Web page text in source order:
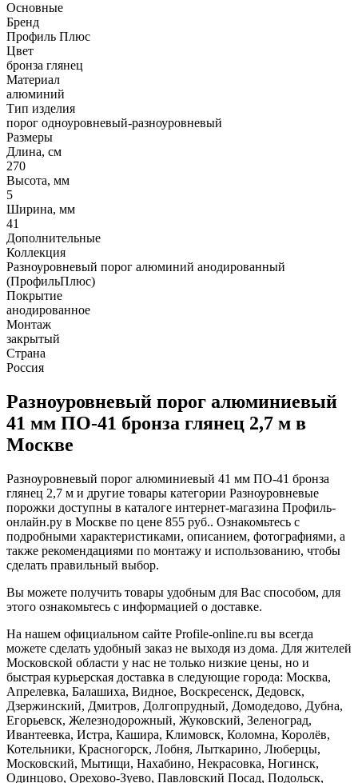
Основные
Бренд
Профиль Плюс
Цвет
бронза глянец
Материал
алюминий
Тип изделия
порог одноуровневый-разноуровневый
Размеры
Длина, см
270
Высота, мм
5
Ширина, мм
41
Дополнительные
Коллекция
Разноуровневый порог алюминий анодированный
(ПрофильПлюс)
Покрытие
анодированное
Монтаж
закрытый
Страна
Россия
Разноуровневый порог алюминиевый
41 мм ПО-41 бронза глянец 2,7 м в
Москве
Разноуровневый порог алюминиевый 41 мм ПО-41 бронза
глянец 2,7 м и другие товары категории Разноуровневые
порожки доступны в каталоге интернет-магазина Профиль-
онлайн.ру в Москве по цене 855 руб.. Ознакомьтесь с
подробными характеристиками, описанием, фотографиями, а
также рекомендациями по монтажу и использованию, чтобы
сделать правильный выбор.
Вы можете получить товары удобным для Вас способом, для
этого ознакомьтесь с информацией о доставке.
На нашем официальном сайте Profile-online.ru вы всегда
можете сделать удобный заказ не выходя из дома. Для жителей
Московской области у нас не только низкие цены, но и
быстрая курьерская доставка в следующие города: Москва,
Апрелевка, Балашиха, Видное, Воскресенск, Дедовск,
Дзержинский, Дмитров, Долгопрудный, Домодедово, Дубна,
Егорьевск, Железнодорожный, Жуковский, Зеленоград,
Ивантеевка, Истра, Кашира, Климовск, Коломна, Королёв,
Котельники, Красногорск, Лобня, Лыткарино, Люберцы,
Московский, Мытищи, Нахабино, Некрасовка, Ногинск,
Одинцово, Орехово-Зуево, Павловский Посад, Подольск,